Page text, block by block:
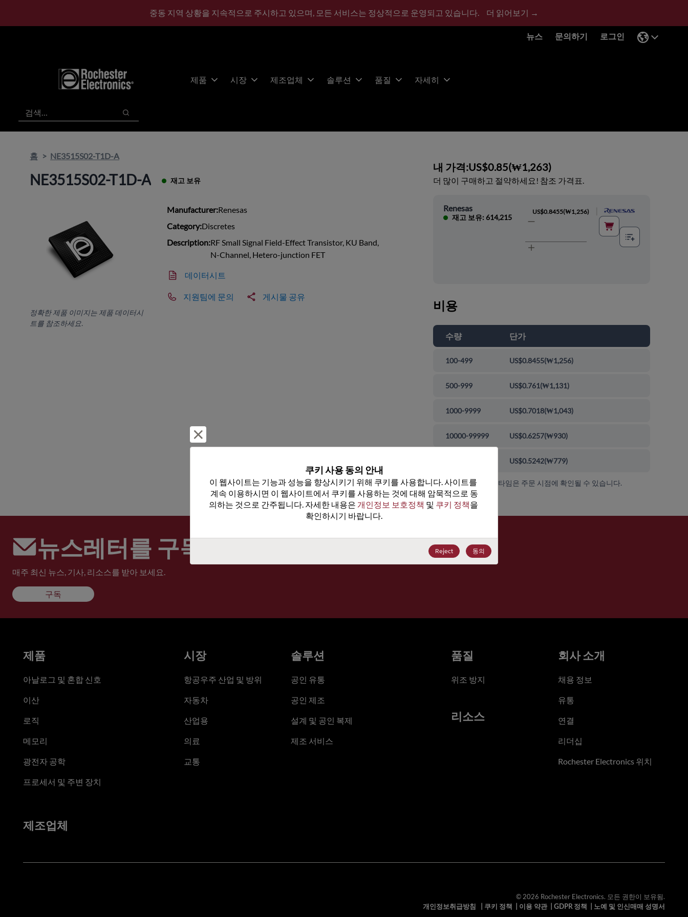
중동 지역 상황을 지속적으로 주시하고 있으며, 모든 서비스는 정상적으로 운영되고 있습니다. 더 읽어보기 →
뉴스 문의하기 로그인
제품 시장 제조업체 솔루션 품질 자세히
검색
검색
홈 NE3515S02-T1D-A
NE3515S02-T1D-A 재고 보유
정확한 제품 이미지는 제품 데이터시
트를 참조하세요.
Manufacturer:Renesas
Category:Discretes
Description:RF Small Signal Field-Effect Transistor, KU Band,
N-Channel, Hetero-junction FET
데이터시트
지원팀에 문의 게시물 공유
내 가격:US$0.85(₩1,263)
더 많이 구매하고 절약하세요! 참조 가격표.
Renesas
재고 보유: 614,215
US$0.8455(₩1,256)
비용
수량 단가
100-499 US$0.8455(₩1,256)
500-999 US$0.761(₩1,131)
1000-9999 US$0.7018(₩1,043)
10000-99999 US$0.6257(₩930)
US$0.5242(₩779)
가격, 가용성 및 리드 타임은 주문 시점에 확인될 수 있습니다.
뉴스레터를 구독하세요
매주 최신 뉴스, 기사, 리소스를 받아 보세요.
구독
쿠키 사용 동의 안내
이 웹사이트는 기능과 성능을 향상시키기 위해 쿠키를 사용합니다. 사이트를
계속 이용하시면 이 웹사이트에서 쿠키를 사용하는 것에 대해 암묵적으로 동
의하는 것으로 간주됩니다. 자세한 내용은 개인정보 보호정책 및 쿠키 정책을
확인하시기 바랍니다.
Reject 동의
제품
아날로그 및 혼합 신호
이산
로직
메모리
광전자 공학
프로세서 및 주변 장치
시장
항공우주 산업 및 방위
자동차
산업용
의료
교통
솔루션
공인 유통
공인 제조
설계 및 공인 복제
제조 서비스
품질
위조 방지
리소스
회사 소개
채용 정보
유통
연결
리더십
Rochester Electronics 위치
제조업체
© 2026 Rochester Electronics. 모든 권한이 보유됨.
개인정보취급방침
쿠키 정책 이용 약관| GDPR 정책 노예 및 인신매매 성명서